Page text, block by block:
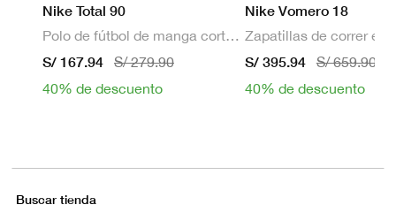
Nike Total 90
Polo de fútbol de manga corta Dri-FIT para hombre
S/ 167.94
S/ 279.90
40% de descuento
Nike Vomero 18
S/ 395.94
S/ 659.90
40% de descuento
Buscar tienda